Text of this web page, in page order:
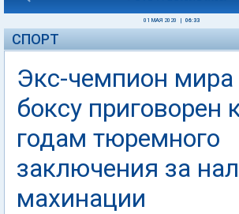
01 МАЯ 2020 06:33
СПОРТ
Экс-чемпион мира
боксу приговорен
годам тюремного
заключения за
махинации